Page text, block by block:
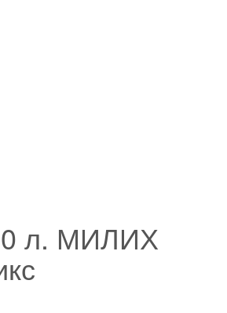
л. МИЛИХ